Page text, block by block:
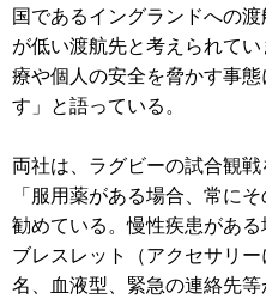
国であるイングランドへの
が低い渡航先と考えられて
療や個人の安全を脅かす事
す」と語っている。
両社は、ラグビーの試合観戦
「服用薬がある場合、常に
勧めている。慢性疾患があ
ブレスレット（アクセサリ
名、血液型、緊急の連絡先